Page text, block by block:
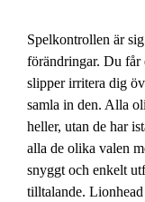
Spelkontrollen är
förändringar. Du får
slipper irritera dig
samla in den. Alla
heller, utan de har
alla de olika valen
snyggt och enkelt
tilltalande.